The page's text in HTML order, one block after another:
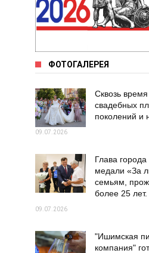
ФОТОГАЛЕРЕЯ
Сквозь
свадебных
поколений и
09.07.2026
Глава
медали «За
семьям,
более 25 лет.
09.07.2026
"Ишимская
компания"